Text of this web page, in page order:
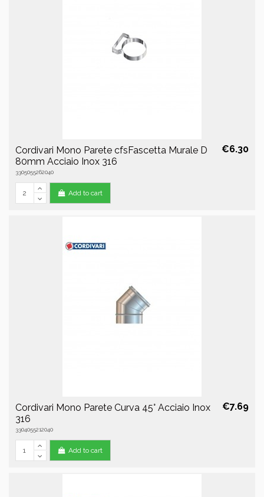
Cordivari Mono Parete cfsFascetta Murale D
80mm Acciaio Inox 316
3305055262040
€6.30
Add to cart
Cordivari Mono Parete Curva 45° Acciaio Inox
316
3304055212040
€7.69
Add to cart